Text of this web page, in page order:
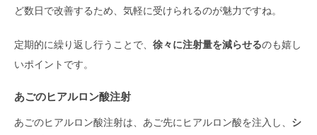
ど数日で改善するため、気軽に受けられるのが魅力ですね。
定期的に繰り返し行うことで、 徐々に注射量を減らせるのも嬉し
いポイントです。
あごのヒアルロン酸注射
あごのヒアルロン酸注射は、あご先にヒアルロン酸を注入し、 シ